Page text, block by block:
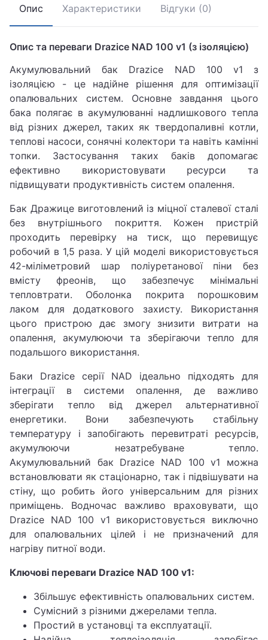
Опис Характеристики Відгуки (0)
Опис та переваги Drazice NAD 100 v1 (з ізоляцією)
Акумулювальний бак Drazice NAD 100 v1 з
ізоляцією - це надійне рішення для оптимізації
опалювальних систем. Основне завдання цього
бака полягає в акумулюванні надлишкового тепла
від різних джерел, таких як твердопаливні котли,
теплові насоси, сонячні колектори та навіть камінні
топки. Застосування таких баків допомагає
ефективно використовувати ресурси та
підвищувати продуктивність систем опалення.
Бак Дражице виготовлений із міцної сталевої сталі
без внутрішнього покриття. Кожен пристрій
проходить перевірку на тиск, що перевищує
робочий в 1,5 раза. У цій моделі використовується
42-міліметровий шар поліуретанової піни без
вмісту фреонів, що забезпечує мінімальні
тепловтрати. Оболонка покрита порошковим
лаком для додаткового захисту. Використання
цього пристрою дає змогу знизити витрати на
опалення, акумулюючи та зберігаючи тепло для
подальшого використання.
Баки Drazice серії NAD ідеально підходять для
інтеграції в системи опалення, де важливо
зберігати тепло від джерел альтернативної
енергетики. Вони забезпечують стабільну
температуру і запобігають перевитраті ресурсів,
акумулюючи незатребуване тепло.
Акумулювальний бак Drazice NAD 100 v1 можна
встановлювати як стаціонарно, так і підвішувати на
стіну, що робить його універсальним для різних
приміщень. Водночас важливо враховувати, що
Drazice NAD 100 v1 використовується виключно
для опалювальних цілей і не призначений для
нагріву питної води.
Ключові переваги Drazice NAD 100 v1:
Збільшує ефективність опалювальних систем.
Сумісний з різними джерелами тепла.
Простий в установці та експлуатації.